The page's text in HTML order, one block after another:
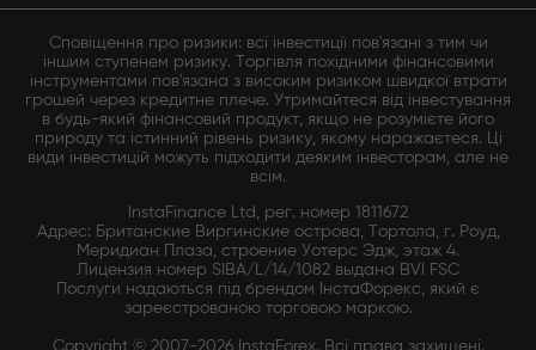
Сповіщення про ризики: всі інвестиції пов'язані з тим чи
іншим ступенем ризику. Торгівля похідними фінансовими
інструментами пов'язана з високим ризиком швидкої втрати
грошей через кредитне плече. Утримайтеся від інвестування
в будь-який фінансовий продукт, якщо не розумієте його
природу та істинний рівень ризику, якому наражаєтеся. Ці
види інвестицій можуть підходити деяким інвесторам, але не
всім.
InstaFinance Ltd, рег. номер 1811672
Адрес: Британские Виргинские острова, Тортола, г. Роуд,
Меридиан Плаза, строение Уотерс Эдж, этаж 4.
Лицензия номер SIBA/L/14/1082 выдана BVI FSC
Послуги надаються під брендом ІнстаФорекс, який є
зареєстрованою торговою маркою.
Copyright © 2007-2026 InstaForex. Всі права захищені.